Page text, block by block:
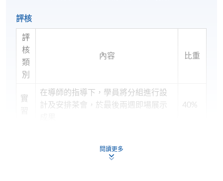
評核
評
核
類
別
內容 比重
實
習
在導師的指導下，學員將分組進行設
計及安排茶會，於最後兩週即場展示
40%
稿軟件)演示茶席設計概念及茶會流程
閱讀更多